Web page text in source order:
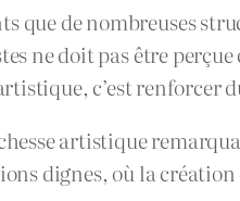
que de nombreuses
ne doit pas être
c’est renforcer
artistique
dignes, où la